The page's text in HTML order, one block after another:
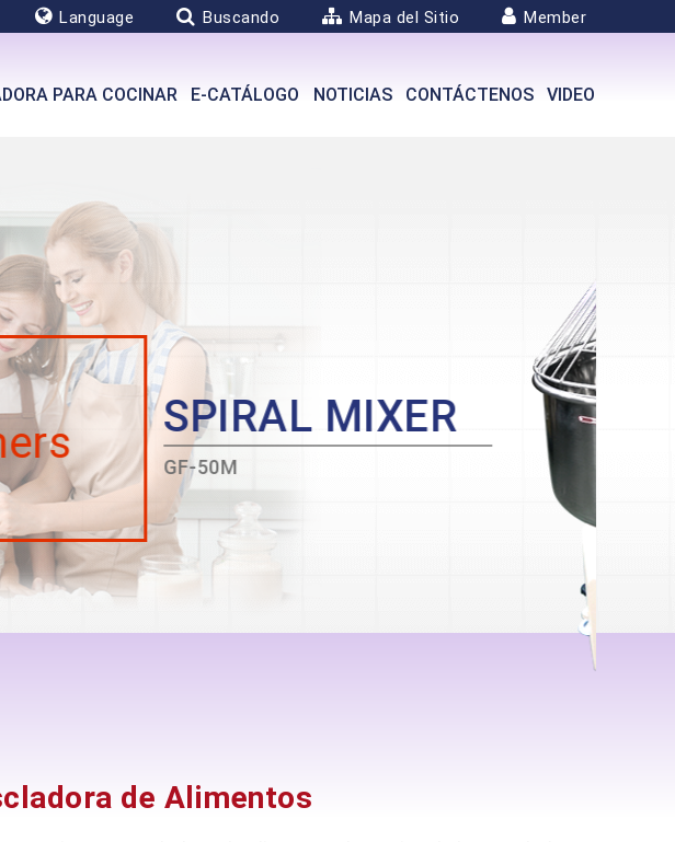
Language Buscando Mapa del Sitio Member
PARA COCINAR E-CATÁLOGO NOTICIAS CONTÁCTENOS VIDEO
MIXER
de Alimentos